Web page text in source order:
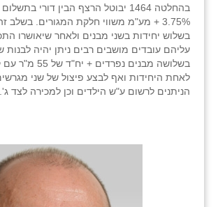
בהחלטה 1464 יבוטל הרצף הבין דורי
3.75% + מע"מ משווי חלקת המגורים. בשלב
בשלוש יחידות בשני מבנים ולאחר שיאושרו
עליהם עובדים מושבים רבים ניתן יהיה לבנות
בשלושה מבנים
לאחת היחידות ואף לבצע פיצול של שני
הניתנים לרשום ע"ש הילדים וכן למכירה לצד ג'.
כפר אביב
כפר ביאליק
כפר הרי״ף